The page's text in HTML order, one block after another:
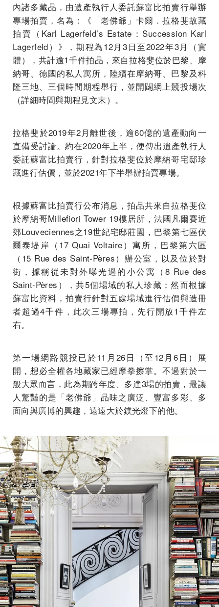
內諸多藏品，由遺產執行人委託蘇富比拍賣行舉辦
專場拍賣，名為：《「老佛爺」卡爾．拉格斐故藏
拍賣（Karl Lagerfeld’s Estate：Succession Karl
Lagerfeld）》，期程為12月3日至2022年3月（實
體），共計逾1千件拍品，來自拉格斐位於巴黎、摩
納哥、德國的私人寓所，陸續在摩納哥、巴黎及科
隆三地、三個時間期程舉行，並開闢網上競投場次
（詳細時間與期程見文末）。
拉格斐於2019年2月離世後，逾60億的遺產動向一
直備受討論。約在2020年上半，便傳出遺產執行人
委託蘇富比拍賣行，針對拉格斐位於摩納哥宅邸珍
藏進行估價，並於2021年下半舉辦拍賣專場。
根據蘇富比拍賣行公布消息，拍品共來自拉格斐位
於摩納哥Millefiori Tower 19樓居所，法國凡爾賽近
郊Louveciennes之19世紀宅邸莊園，巴黎第七區伏
爾泰堤岸（17 Quai Voltaire）寓所，巴黎第六區
（15 Rue des Saint-Pères）辦公室，以及位於對
街，據稱從未對外曝光過的小公寓（8 Rue des
Saint-Pères），共5個場域的私人珍藏；然而根據
蘇富比資料，拍賣行針對五處場域進行估價與造冊
者超過4千件，此次三場專拍，先行開放1千件左
右。
第一場網路競投已於11月26日（至12月6日）展
開，想必全權各地藏家已經摩拳擦掌。不過對於一
般大眾而言，此為期跨年度、多達3場的拍賣，最讓
人驚豔的是「老佛爺」品味之廣泛、豐富多彩、多
面向與廣博的興趣，遠遠大於鎂光燈下的他。